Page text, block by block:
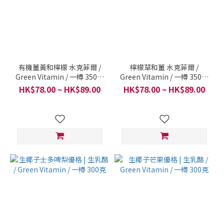
有機薑黃和檸檬 水克菲爾 /
Green Vitamin / 一樽 350毫
HK$78.00 ~ HK$89.00
檸檬草和薑 水克菲爾 /
Green Vitamin / 一樽 350毫
HK$78.00 ~ HK$89.00